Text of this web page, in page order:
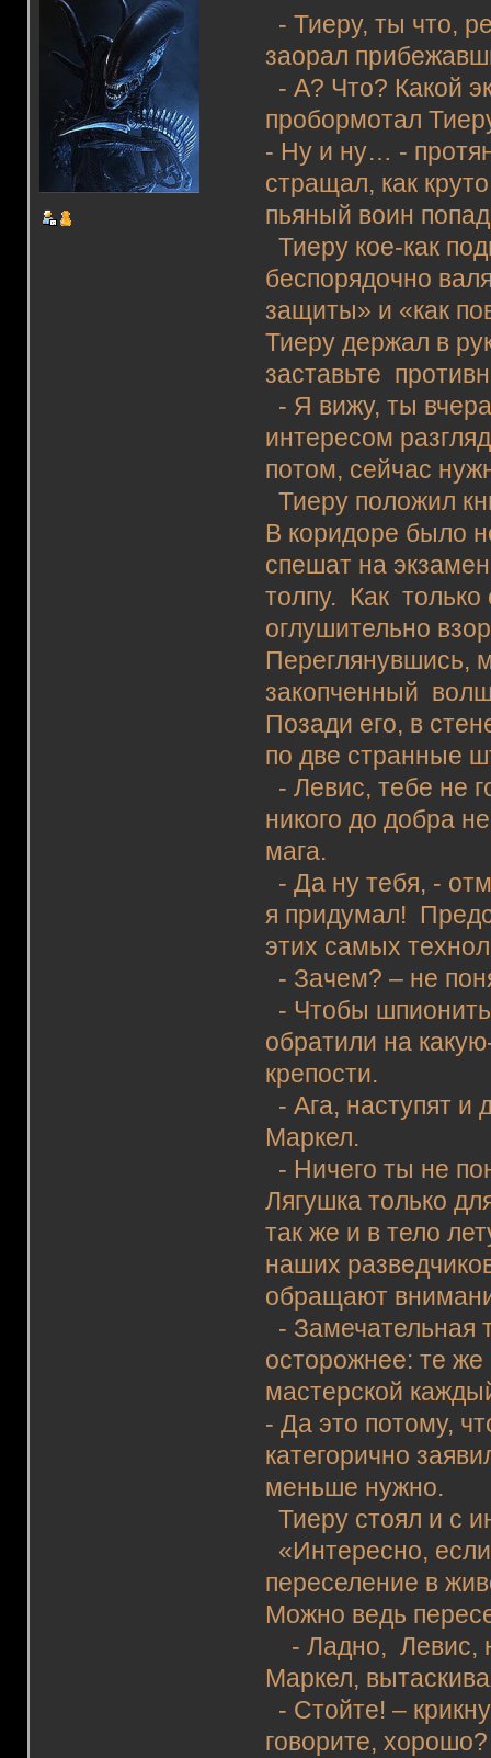
- Тиеру, ты что,
заорал
- А? Что? Какой
пробормотал
- Ну и ну… -
стращал, как
пьяный воин
Тиеру кое-как
беспорядочно
защиты» и «как
Тиеру держал в
заставьте
- Я вижу, ты
интересом
потом, сейчас
Тиеру положил
В коридоре было
спешат на
толпу. Как только
оглушительно
Переглянувшись,
закопченный
Позади его, в
по две странные
- Левис, тебе не
никого до добра
мага.
- Да ну тебя, -
я придумал!
этих самых
- Зачем? – не
- Чтобы
обратили на
крепости.
- Ага, наступят и
Маркел.
- Ничего ты не
Лягушка только
так же и в тело
наших
обращают
- Замечательная
осторожнее: те
мастерской
- Да это потому,
категорично
меньше нужно.
Тиеру стоял и с
«Интересно,
переселение в
Можно ведь
- Ладно, Левис,
Маркел,
- Стойте! –
говорите, хорошо?